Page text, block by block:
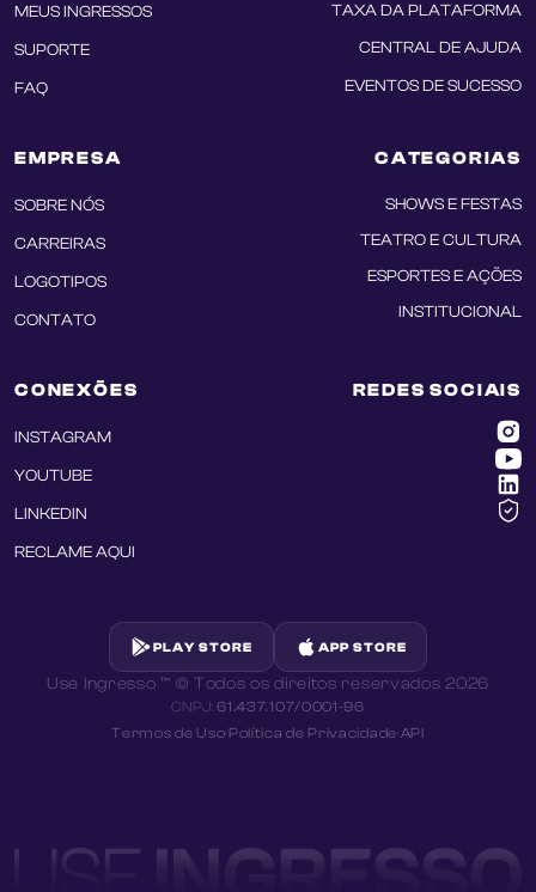
MEUS INGRESSOS
SUPORTE
FAQ
TAXA DA PLATAFORMA
CENTRAL DE AJUDA
EVENTOS DE SUCESSO
EMPRESA
SOBRE NÓS
CARREIRAS
LOGOTIPOS
CONTATO
CATEGORIAS
SHOWS E FESTAS
TEATRO E CULTURA
ESPORTES E AÇÕES
INSTITUCIONAL
CONEXÕES
INSTAGRAM
YOUTUBE
LINKEDIN
RECLAME AQUI
REDES SOCIAIS
PLAY STORE APP STORE
Use Ingresso ™ © Todos os direitos reservados2026
CNPJ:61.437.107/0001-96
Termos de Uso· Política de Privacidade·API